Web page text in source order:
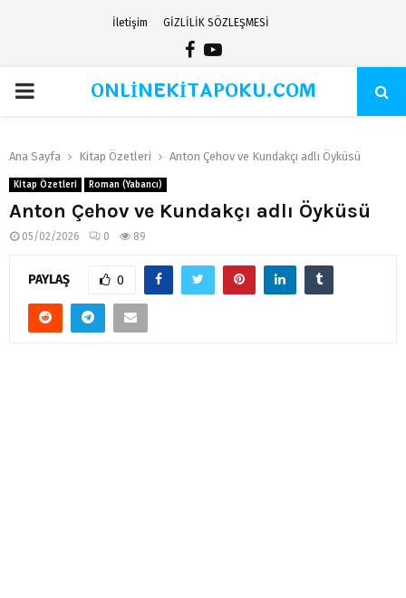
İletişim GİZLİLİK SÖZLEŞMESİ
Facebook
Youtube
PRIMARYONLİNEKİTAPOKU.COM
Ana Sayfa Kitap Özetleri Anton Çehov ve Kundakçı adlı Öyküsü
Kitap Özetleri Roman (Yabancı)
Anton Çehov ve Kundakçı adlı Öyküsü
05/02/2026 0 89
PAYLAŞ 0